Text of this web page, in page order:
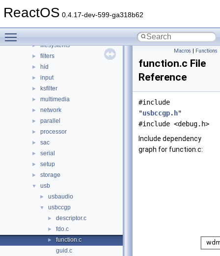
ReactOS 0.4.17-dev-599-ga318b62
► bluetooth
► filesystems
► filters
► hid
► input
► ksfilter
► multimedia
► network
► parallel
► processor
► sac
► serial
► setup
► storage
▼ usb
► usbaudio
▼ usbccgp
► descriptor.c
► fdo.c
►
function.c
guid.c
Macros | Functions
function.c File
Reference
#include
"usbccgp.h"
#include <debug.h>
Include dependency
graph for function.c: